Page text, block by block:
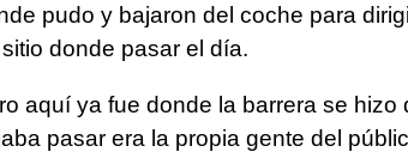
pudo y bajaron del coche para
donde pasar el día.
aquí ya fue donde la barrera se
pasar era la propia gente del